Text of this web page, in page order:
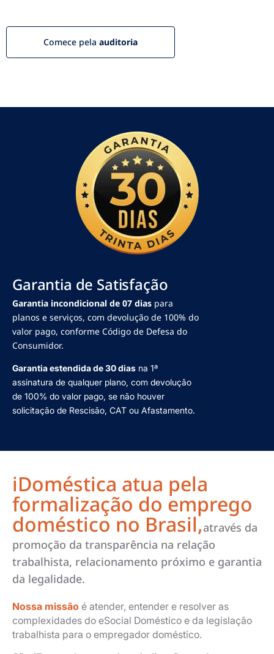
Comece pela auditoria
Garantia de Satisfação
Garantia incondicional de 07 dias para
planos e serviços, com devolução de 100% do
valor pago, conforme Código de Defesa do
Consumidor.
Garantia estendida de 30 dias na 1ª
assinatura de qualquer plano, com devolução
de 100% do valor pago, se não houver
solicitação de Rescisão, CAT ou Afastamento.
iDoméstica atua pela
formalização do emprego
doméstico no Brasil,através da
promoção da transparência na relação
trabalhista, relacionamento próximo e garantia
da legalidade.
Nossa missão é atender, entender e resolver as
complexidades do eSocial Doméstico e da legislação
trabalhista para o empregador doméstico.